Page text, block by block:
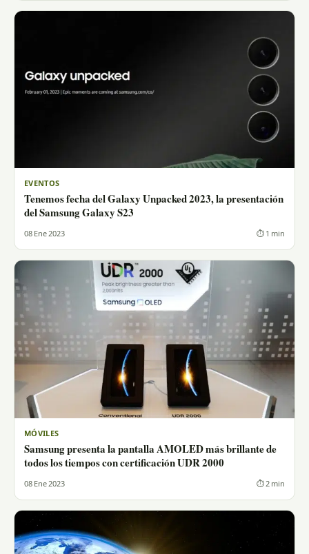
EVENTOS
Tenemos fecha del Galaxy Unpacked 2023, la presentación
del Samsung Galaxy S23
08 Ene 2023 ⏱ 1 min
MÓVILES
Samsung presenta la pantalla AMOLED más brillante de
todos los tiempos con certificación UDR 2000
08 Ene 2023 ⏱ 2 min